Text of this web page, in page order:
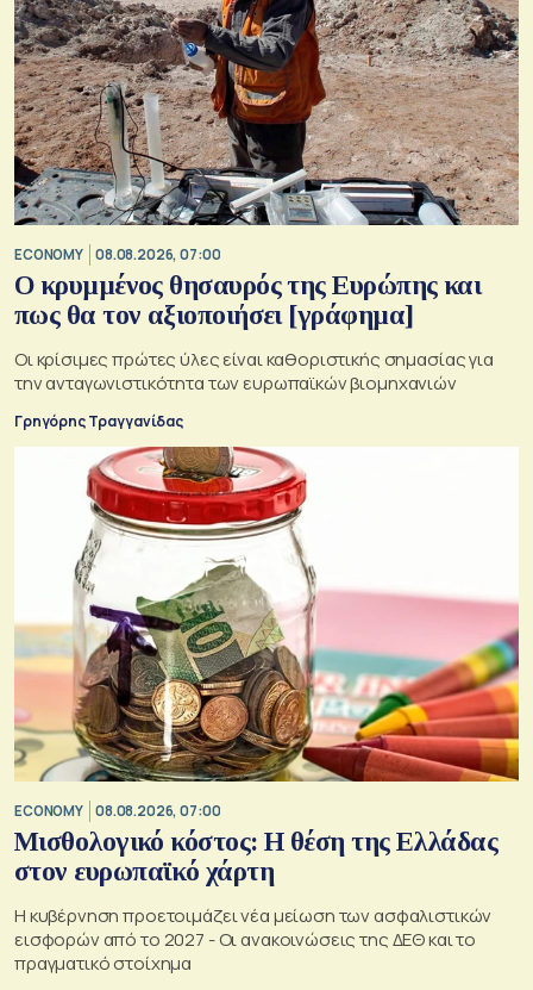
ECONOMY 08.08.2026, 07:00
Ο κρυμμένος θησαυρός της Ευρώπης και
πως θα τον αξιοποιήσει [γράφημα]
Οι κρίσιμες πρώτες ύλες είναι καθοριστικής σημασίας για
την ανταγωνιστικότητα των ευρωπαϊκών βιομηχανιών
Γρηγόρης Τραγγανίδας
ECONOMY 08.08.2026, 07:00
Μισθολογικό κόστος: Η θέση της Ελλάδας
στον ευρωπαϊκό χάρτη
Η κυβέρνηση προετοιμάζει νέα μείωση των ασφαλιστικών
εισφορών από το 2027 - Οι ανακοινώσεις της ΔΕΘ και το
πραγματικό στοίχημα